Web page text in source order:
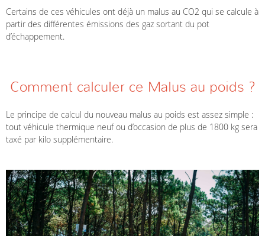
Certains de ces véhicules ont déjà un malus au CO2 qui se calcule à
partir des différentes émissions des gaz sortant du pot
d’échappement.
Comment calculer ce Malus au poids ?
Le principe de calcul du nouveau malus au poids est assez simple :
tout véhicule thermique neuf ou d’occasion de plus de 1800 kg sera
taxé par kilo supplémentaire.